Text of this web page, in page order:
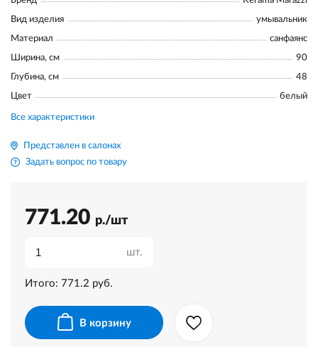
Вид изделия умывальник
Материал санфаянс
Ширина, см 90
Глубина, см 48
Цвет белый
Все характеристики
Представлен в салонах
Задать вопрос по товару
771.20 р./шт
шт.
Итого: 771.2 руб.
В корзину